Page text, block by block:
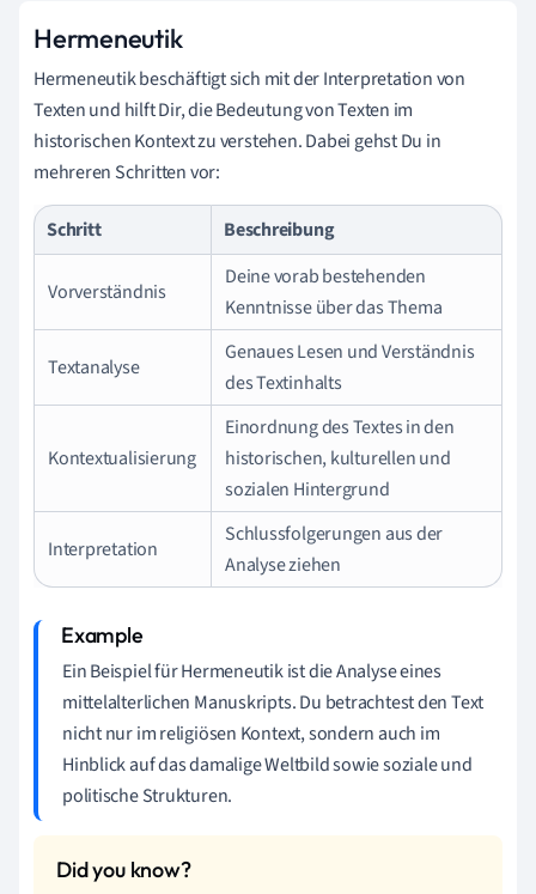
Hermeneutik
Hermeneutik beschäftigt sich mit der Interpretation von
Texten und hilft Dir, die Bedeutung von Texten im
historischen Kontext zu verstehen. Dabei gehst Du in
mehreren Schritten vor:
Schritt Beschreibung
Vorverständnis
Deine vorab bestehenden
Kenntnisse über das Thema
Textanalyse
Genaues Lesen und Verständnis
des Textinhalts
Kontextualisierung
Einordnung des Textes in den
historischen, kulturellen und
sozialen Hintergrund
Interpretation
Schlussfolgerungen aus der
Analyse ziehen
Ein Beispiel für Hermeneutik ist die Analyse eines
mittelalterlichen Manuskripts. Du betrachtest den Text
nicht nur im religiösen Kontext, sondern auch im
Hinblick auf das damalige Weltbild sowie soziale und
politische Strukturen.